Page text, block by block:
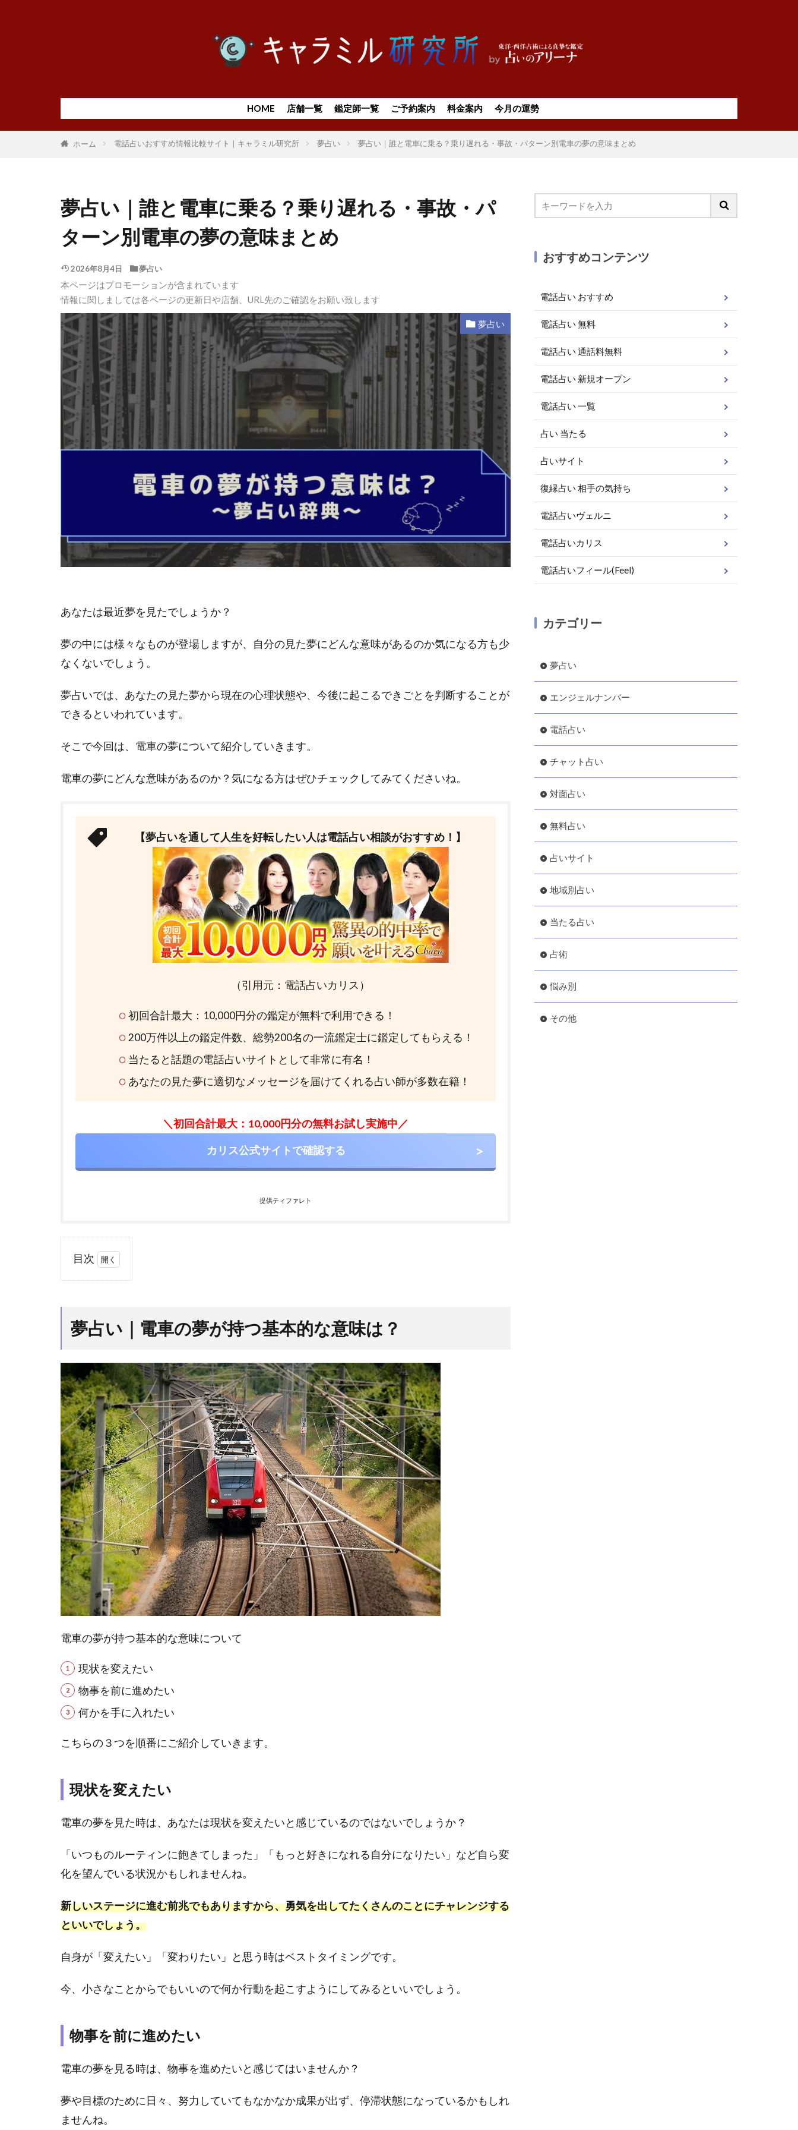
HOME 店舗一覧 鑑定師一覧 ご予約案内 料金案内 今月の運勢
ホーム 電話占いおすすめ情報比較サイト｜キャラミル研究所 夢占い 夢占い｜誰と電車に乗る？乗り遅れる・事故・パターン別電車の夢の意味まとめ
夢占い｜誰と電車に乗る？乗り遅れる・事故・パ
ターン別電車の夢の意味まとめ
2026年8月4日 夢占い
本ページはプロモーションが含まれています
情報に関しましては各ページの更新日や店舗、URL先のご確認をお願い致します
夢占い
あなたは最近夢を見たでしょうか？
夢の中には様々なものが登場しますが、自分の見た夢にどんな意味があるのか気になる方も少
なくないでしょう。
夢占いでは、あなたの見た夢から現在の心理状態や、今後に起こるできごとを判断することが
できるといわれています。
そこで今回は、電車の夢について紹介していきます。
電車の夢にどんな意味があるのか？気になる方はぜひチェックしてみてくださいね。
【夢占いを通して人生を好転したい人は電話占い相談がおすすめ！】
（引用元：電話占いカリス）
初回合計最大：10,000円分の鑑定が無料で利用できる！
200万件以上の鑑定件数、総勢200名の一流鑑定士に鑑定してもらえる！
当たると話題の電話占いサイトとして非常に有名！
あなたの見た夢に適切なメッセージを届けてくれる占い師が多数在籍！
＼初回合計最大：10,000円分の無料お試し実施中／
カリス公式サイトで確認する
提供ティファレト
目次
電車
の夢
つ基
本的
な意
味
は？
1.1
現状
を変
えた
い
1.2
物事
を前
に進
めた
い
1.3
を手
れた
い
2
夢
い
車
で
行
別
味
と
め
夢占
電車
の意
味
2.2
い｜
電車
夢占い｜電車の夢が持つ基本的な意味は？
電車の夢が持つ基本的な意味について
現状を変えたい
物事を前に進めたい
何かを手に入れたい
こちらの３つを順番にご紹介していきます。
現状を変えたい
電車の夢を見た時は、あなたは現状を変えたいと感じているのではないでしょうか？
「いつものルーティンに飽きてしまった」「もっと好きになれる自分になりたい」など自ら変
化を望んでいる状況かもしれませんね。
新しいステージに進む前兆でもありますから、勇気を出してたくさんのことにチャレンジする
といいでしょう。
自身が「変えたい」「変わりたい」と思う時はベストタイミングです。
今、小さなことからでもいいので何か行動を起こすようにしてみるといいでしょう。
物事を前に進めたい
電車の夢を見る時は、物事を進めたいと感じてはいませんか？
夢や目標のために日々、努力していてもなかなか成果が出ず、停滞状態になっているかもしれ
ませんね。
おすすめコンテンツ
電話占い おすすめ
電話占い 無料
電話占い 通話料無料
電話占い 新規オープン
電話占い 一覧
占い 当たる
占いサイト
復縁占い 相手の気持ち
電話占いヴェルニ
電話占いカリス
電話占いフィール(Feel)
カテゴリー
夢占い
エンジェルナンバー
電話占い
チャット占い
対面占い
無料占い
占いサイト
地域別占い
当たる占い
占術
悩み別
その他